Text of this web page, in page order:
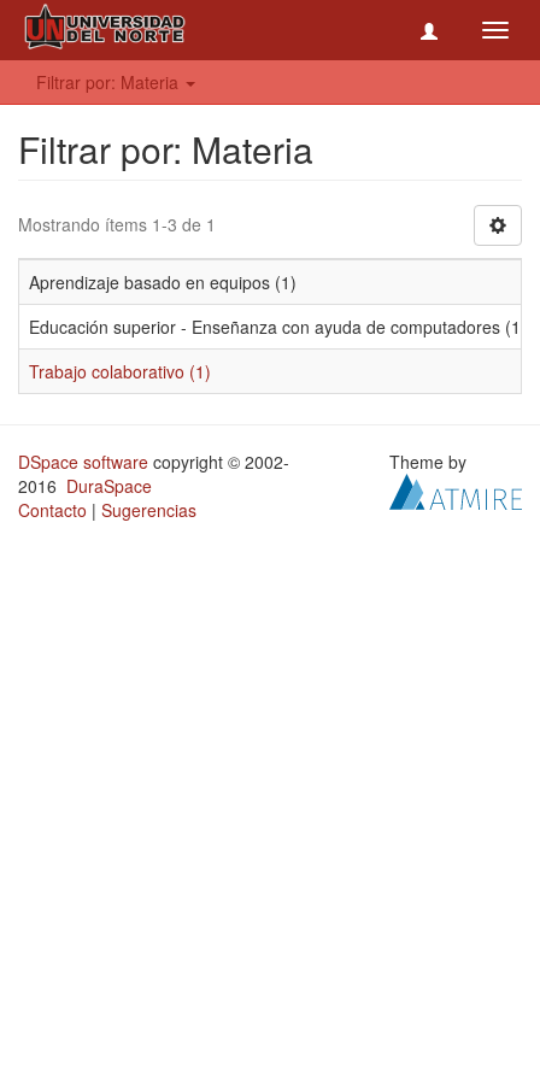
Filtrar por: Materia
Filtrar por: Materia
Mostrando ítems 1-3 de 1
Aprendizaje basado en equipos (1)
Educación superior - Enseñanza con ayuda de computadores (1)
Trabajo colaborativo (1)
DSpace software copyright © 2002-
2016 DuraSpace
Contacto | Sugerencias
Theme by